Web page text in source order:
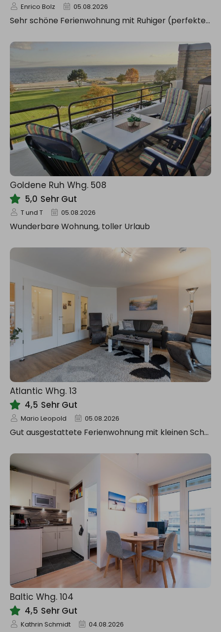
Enrico Bolz 05.08.2026
Sehr schöne Ferienwohnung mit Ruhiger (perfekter) Lage mit kleinen Mängeln
Goldene Ruh Whg. 508
Sehr Gut
5,0
T und T 05.08.2026
Wunderbare Wohnung, toller Urlaub
Atlantic Whg. 13
Sehr Gut
4,5
Mario Leopold 05.08.2026
Gut ausgestattete Ferienwohnung mit kleinen Schwächen
Baltic Whg. 104
Sehr Gut
4,5
Kathrin Schmidt 04.08.2026